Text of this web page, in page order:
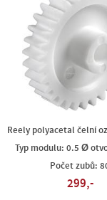
Reely polyacetal čelní
Typ modulu: 0.5 Ø
Počet zubů:
299,-